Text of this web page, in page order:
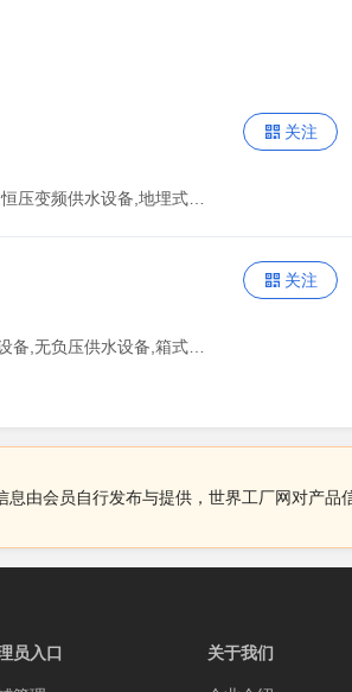
关注
关注
息由会员自行发布与提供，世界工厂网对产
员入口 关于我们